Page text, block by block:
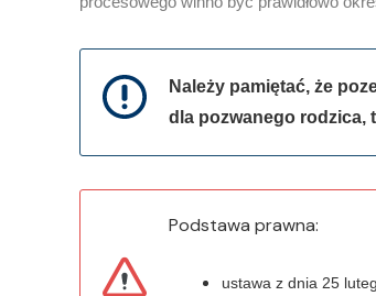
Należy pamiętać, że
dla pozwanego rodzica,
Podstawa prawna:
ustawa z dnia 25